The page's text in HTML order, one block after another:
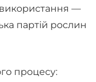
—
партій рослин
процесу: